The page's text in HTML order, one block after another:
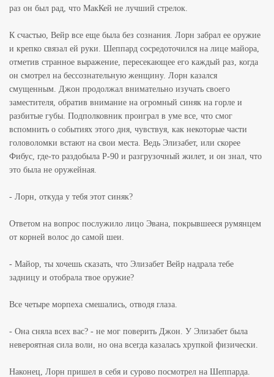
раз он был рад, что МакКей не лучший стрелок.
К счастью, Вейр все еще была без сознания. Лорн забрал ее оружие
и крепко связал ей руки. Шеппард сосредоточился на лице майора,
отметив странное выражение, пересекающее его каждый раз, когда
он смотрел на бессознательную женщину. Лорн казался
смущенным. Джон продолжал внимательно изучать своего
заместителя, обратив внимание на огромный синяк на горле и
разбитые губы. Подполковник проиграл в уме все, что смог
вспомнить о событиях этого дня, чувствуя, как некоторые части
головоломки встают на свои места. Ведь Элизабет, или скорее
Фибус, где-то раздобыла P-90 и разгрузочный жилет, и он знал, что
это была не оружейная.
- Лорн, откуда у тебя этот синяк?
Ответом на вопрос послужило лицо Эвана, покрывшееся румянцем
от корней волос до самой шеи.
- Майор, ты хочешь сказать, что Элизабет Вейр надрала тебе
задницу и отобрала твое оружие?
Все четыре морпеха смешались, отводя глаза.
- Она сняла всех вас? - не мог поверить Джон. У Элизабет была
невероятная сила воли, но она всегда казалась хрупкой физически.
Наконец, Лорн пришел в себя и сурово посмотрел на Шеппарда.